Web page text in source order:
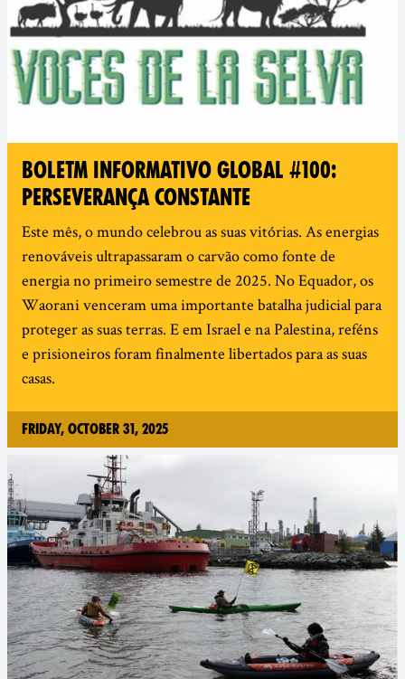
BOLETM INFORMATIVO GLOBAL #100:
PERSEVERANÇA CONSTANTE
Este mês, o mundo celebrou as suas vitórias. As energias
renováveis ultrapassaram o carvão como fonte de
energia no primeiro semestre de 2025. No Equador, os
Waorani venceram uma importante batalha judicial para
proteger as suas terras. E em Israel e na Palestina, reféns
e prisioneiros foram finalmente libertados para as suas
casas.
Friday, October 31, 2025